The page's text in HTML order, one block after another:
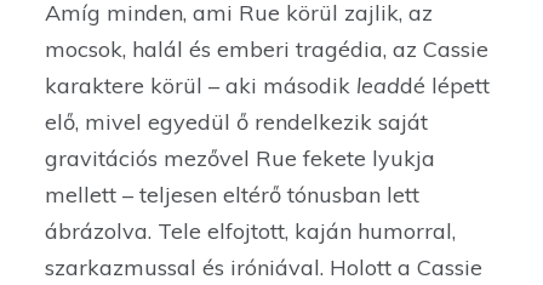
Amíg minden, ami Rue körül zajlik, az
mocsok, halál és emberi tragédia, az Cassie
karaktere körül – aki második leaddé lépett
elő, mivel egyedül ő rendelkezik saját
gravitációs mezővel Rue fekete lyukja
mellett – teljesen eltérő tónusban lett
ábrázolva. Tele elfojtott, kaján humorral,
szarkazmussal és iróniával. Holott a Cassie